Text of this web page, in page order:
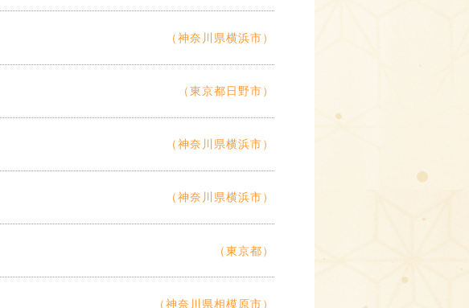
（神奈川県横浜市）
（東京都日野市）
（神奈川県横浜市）
（神奈川県横浜市）
（東京都）
（神奈川県相模原市）